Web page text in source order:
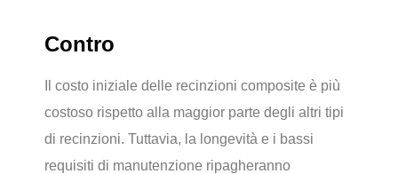
Contro
Il costo iniziale delle recinzioni composite è più
costoso rispetto alla maggior parte degli altri tipi
di recinzioni. Tuttavia, la longevità e i bassi
requisiti di manutenzione ripagheranno